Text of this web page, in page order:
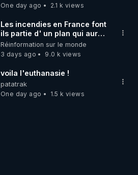
One day ago
2.1 k views
Les incendies en France font
ils partie d' un plan qui aurait
débuté le 11 septembre 2001
?
Réinformation sur le monde
3 days ago
9.0 k views
voila l'euthanasie !
patatrak
One day ago
1.5 k views